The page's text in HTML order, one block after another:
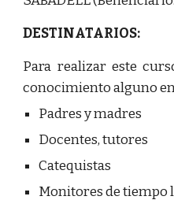
DESTINATARIOS:
Para realizar este
conocimiento alguno
Padres y madres
Docentes, tutores
Catequistas
Monitores de tiempo